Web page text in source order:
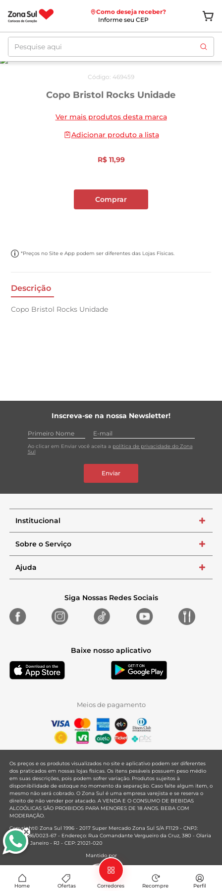
Home Ofertas Corredores Recompre Perfil
Como deseja receber?
Informe seu CEP
Pesquise aqui
Código: 469459
Copo Bristol Rocks Unidade
Ver mais produtos desta marca
Adicionar produto a lista
R$ 11,99
Comprar
*Preços no Site e App podem ser diferentes das Lojas Físicas.
Descrição
Copo Bristol Rocks Unidade
Inscreva-se na nossa Newsletter!
Ao clicar em Enviar você aceita a política de privacidade do Zona
Sul
Enviar
Institucional +
Sobre o Serviço +
Ajuda +
Siga Nossas Redes Sociais
Baixe nosso aplicativo
Meios de pagamento
Os preços e os produtos visualizados no site e aplicativo podem ser diferentes
dos praticados em nossas lojas físicas. Os itens pesáveis possuem peso médio
em suas descrições, pois podem sofrer variação. Produtos sujeitos à
disponibilidade de estoque no momento da separação. Caso falte algum item, o
mesmo não será cobrado. O Zona Sul é uma empresa varejista e se reserva o
direito de não vender por atacado. A VENDA E O CONSUMO DE BEBIDAS
ALCOÓLICAS SÃO PROIBIDOS PARA MENORES DE 18 ANOS. BEBA COM
MODERAÇÃO.
Copyright© Zona Sul 1996 - 2017 Super Mercado Zona Sul S/A F1129 - CNPJ:
33.381.286/0023-67 - Endereço: Rua Comandante Vergueiro da Cruz, 380 - Olaria
- Rio de Janeiro - RJ - CEP: 21021-020
Mantido por